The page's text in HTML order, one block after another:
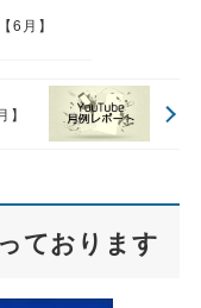
6月】
ております